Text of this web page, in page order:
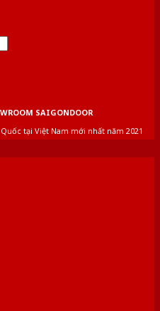
SAIGONDOOR
tại Việt Nam mới nhất năm 2021